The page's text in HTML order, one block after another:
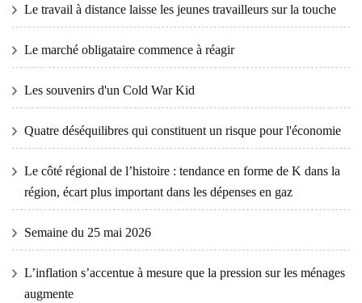
Le travail à distance laisse les jeunes travailleurs sur la touche
Le marché obligataire commence à réagir
Les souvenirs d'un Cold War Kid
Quatre déséquilibres qui constituent un risque pour l'économie
Le côté régional de l’histoire : tendance en forme de K dans la
région, écart plus important dans les dépenses en gaz
Semaine du 25 mai 2026
L’inflation s’accentue à mesure que la pression sur les ménages
augmente